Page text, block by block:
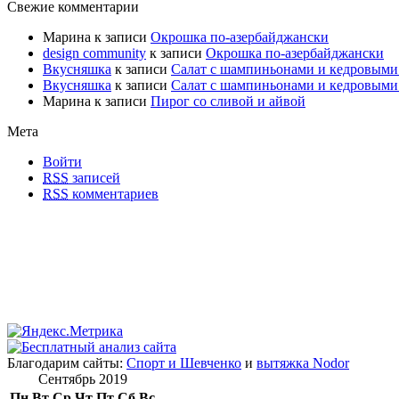
Свежие комментарии
Марина к записи Окрошка по-азербайджански
design community к записи Окрошка по-азербайджански
Вкусняшка к записи Салат с шампиньонами и
Вкусняшка к записи Салат с шампиньонами и
Марина к записи Пирог со сливой и айвой
Мета
Войти
RSS записей
RSS комментариев
Благодарим сайты: Спорт и Шевченко и вытяжка Nodor
Сентябрь 2019